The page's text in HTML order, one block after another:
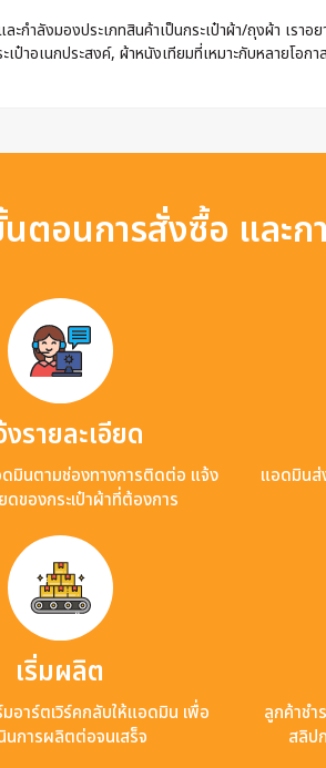
กำลังมองประเภทสินค้าเป็นกระเป๋าผ้า/ถุงผ้า เรา
ป๋าอเนกประสงค์, ผ้าหนังเทียมที่เหมาะกับหลายโ
ตอนการสั่งซื้อ และก
รายละเอียด
มินตามช่องทางการติดต่อ แจ้ง
ดของกระเป๋าผ้าที่ต้องการ
แอดมินส่
เริ่มผลิต
อาร์ตเวิร์คกลับให้แอดมิน เพื่อ
นการผลิตต่อจนเสร็จ
ลูกค้าชำ
สลิป